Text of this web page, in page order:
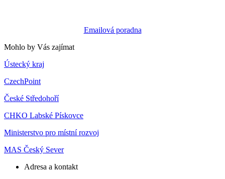
Emailová poradna
Mohlo by Vás zajímat
Ústecký kraj
CzechPoint
České Středohoří
CHKO Labské Pískovce
Ministerstvo pro místní rozvoj
MAS Český Sever
Adresa a kontakt